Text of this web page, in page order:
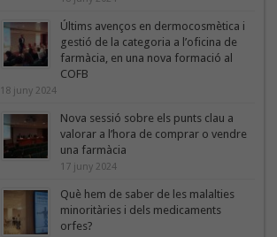
Últims avenços en dermocosmètica i
gestió de la categoria a l’oficina de
farmàcia, en una nova formació al
COFB
18 juny 2024
Nova sessió sobre els punts clau a
valorar a l’hora de comprar o vendre
una farmàcia
17 juny 2024
Què hem de saber de les malalties
minoritàries i dels medicaments
orfes?